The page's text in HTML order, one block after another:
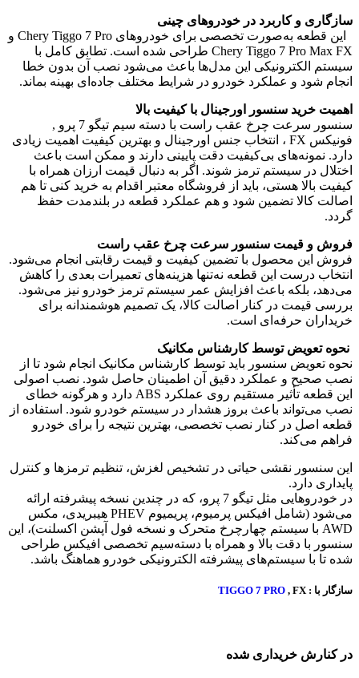
سازگاری و کاربرد در خودروهای چینی
این قطعه به‌صورت تخصصی برای خودروهای Chery Tiggo 7 Pro و
Chery Tiggo 7 Pro Max FX طراحی شده است. تطابق کامل با
سیستم الکترونیکی این مدل‌ها باعث می‌شود نصب آن بدون خطا
انجام شود و عملکرد خودرو در شرایط مختلف جاده‌ای بهینه بماند.
اهمیت خرید سنسور اورجینال با کیفیت بالا
سنسور سرعت چرخ عقب راست با دسته سیم تیگو 7 پرو ,
فونیکس FX ، انتخاب جنس اورجینال و بهترین کیفیت اهمیت زیادی
دارد. نمونه‌های بی‌کیفیت دقت پایینی دارند و ممکن است باعث
اختلال در سیستم ترمز شوند. اگر به دنبال قیمت ارزان همراه با
کیفیت بالا هستی، باید از فروشگاه معتبر اقدام به خرید کنی تا هم
اصالت کالا تضمین شود و هم عملکرد قطعه در بلندمدت حفظ
گردد.
فروش و قیمت سنسور سرعت چرخ عقب راست
فروش این محصول با تضمین کیفیت و قیمت رقابتی انجام می‌شود.
انتخاب درست این قطعه نه‌تنها هزینه‌های تعمیرات بعدی را کاهش
می‌دهد، بلکه باعث افزایش عمر سیستم ترمز خودرو نیز می‌شود.
بررسی قیمت در کنار اصالت کالا، یک تصمیم هوشمندانه برای
خریداران حرفه‌ای است.
نحوه تعویض توسط کارشناس مکانیک
نحوه تعویض سنسور باید توسط کارشناس مکانیک انجام شود تا از
نصب صحیح و عملکرد دقیق آن اطمینان حاصل شود. نصب اصولی
این قطعه تأثیر مستقیم روی عملکرد ABS دارد و هرگونه خطای
نصب می‌تواند باعث بروز هشدار در سیستم خودرو شود. استفاده از
قطعه اصل در کنار نصب تخصصی، بهترین نتیجه را برای خودرو
فراهم می‌کند.
این سنسور نقشی حیاتی در تشخیص لغزش، تنظیم ترمزها و کنترل
پایداری دارد.
در خودروهایی مثل تیگو 7 پرو، که در چندین نسخه پیشرفته ارائه
می‌شود (شامل افیکس پرمیوم، پریمیوم PHEV هیبریدی، مکس
AWD با سیستم چهارچرخ متحرک و نسخه فول آپشن اکسلنت)، این
سنسور با دقت بالا و همراه با دسته‌سیم تخصصی افیکس طراحی
شده تا با سیستم‌های پیشرفته الکترونیکی خودرو هماهنگ باشد.
سازگار با : TIGGO 7 PRO , FX
در کنارش خریداری شده